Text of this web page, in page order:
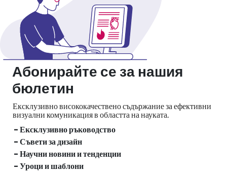
Абонирайте се за нашия
бюлетин
Ексклузивно висококачествено съдържание за ефективни
визуални комуникация в областта на науката.
- Ексклузивно ръководство
- Съвети за дизайн
- Научни новини и тенденции
- Уроци и шаблони